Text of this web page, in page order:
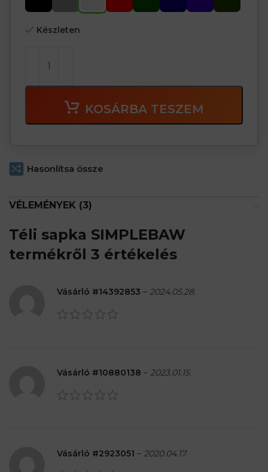
Készleten
KOSÁRBA TESZEM
Hasonlítsa össze
VÉLEMÉNYEK (3)
Téli sapka SIMPLEBAW
termékről 3 értékelés
Vásárló #14392853 – 2024.05.28.
Vásárló #10880138 – 2023.01.15.
Vásárló #2923051 – 2020.04.17.